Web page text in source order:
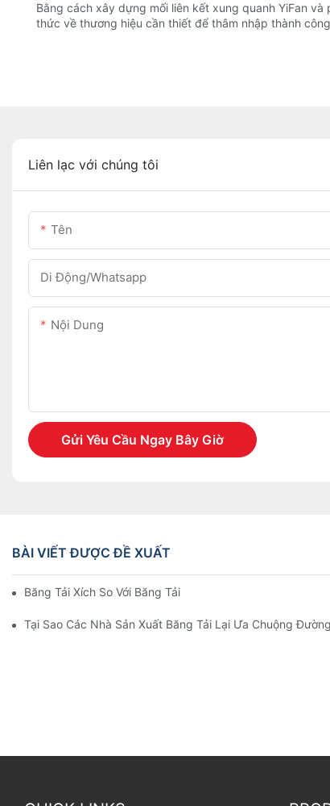
Bằng cách xây dựng mối liên kết xung quanh YiFan
thức về thương hiệu cần thiết để thâm nhập thành
Liên lạc với chúng tôi
Tên
Di Động/Whatsapp
Nội Dung
Gửi Yêu Cầu Ngay Bây Giờ
BÀI VIẾT ĐƯỢC ĐỀ XUẤT
Băng Tải Xích So Với Băng Tải Con Lăn
Tại Sao Các Nhà Sản Xuất Băng Tải Lại Ưa Chuộng